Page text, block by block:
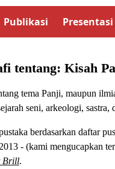
Publikasi Presentasi
tentang: Kisah
tema Panji, maupun
seni, arkeologi, sastra,
berdasarkan daftar
- (kami mengucapkan
Brill.